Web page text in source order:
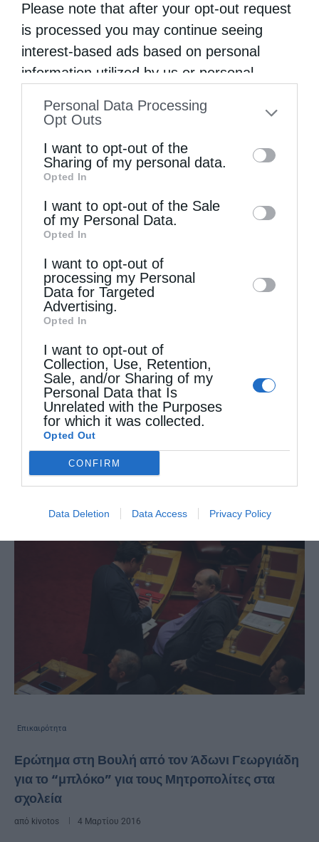
Please note that after your opt-out request
is processed you may continue seeing
interest-based ads based on personal
information utilized by us or personal
to your opt-out. You may separately opt-out
information by third parties on the IAB’s list
of downstream participants. This
information may also be disclosed by us to
third parties on theIAB’s List of
Downstream Participants
disclose it to other third parties.
Personal Data Processing
Opt Outs
I want to opt-out of the
Sharing of my personal data.
Opted In
I want to opt-out of the Sale
of my Personal Data.
Opted In
I want to opt-out of
processing my Personal
Data for Targeted
Advertising.
Opted In
I want to opt-out of
Collection, Use, Retention,
Sale, and/or Sharing of my
Personal Data that Is
Unrelated with the Purposes
for which it was collected.
Opted Out
CONFIRM
Data Deletion Data Access Privacy Policy
Επικαιρότητα
Σερρών Θεολόγος: Η απαγόρευση εισόδου των
Ιεραρχών στα σχολεία, προσβάλει τους μαθητές
και δασκάλους που τους καλούν
kivotos 8 Μαρτίου 2016
Στον τηλεοπτικό σταθμό “ΤΗΛΕ Επιλογές”
μίλησε ο Μητροπολίτης Σερρών κ.
Θεολόγος, σχετικά με την απαγόρευση
επίσκεψης ιερωμένων στα σχολεία, όπως
τουλάχιστον αναδείχθηκε από τις
πρόσφατες περιπτώσεις των Μητροπολιτών
Μεσογαίας και …
Επικαιρότητα
Ερώτημα στη Βουλή από τον Άδωνι Γεωργιάδη
για το “μπλόκο” για τους Μητροπολίτες στα
σχολεία
από kivotos 4 Μαρτίου 2016